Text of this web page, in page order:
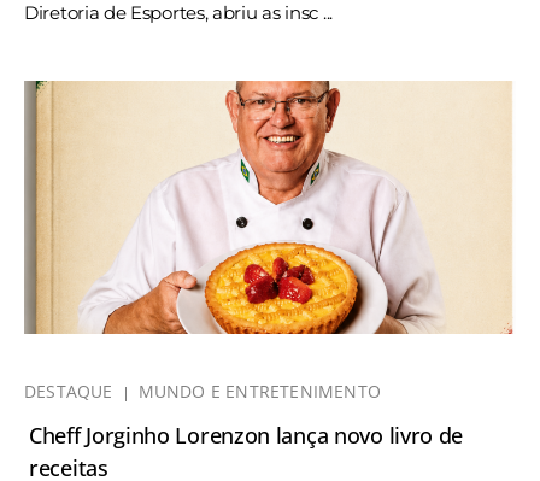
Diretoria de Esportes, abriu as insc ...
DESTAQUE MUNDO E ENTRETENIMENTO
Cheff Jorginho Lorenzon lança novo livro de
receitas